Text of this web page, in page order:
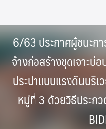
content
6/63 ประกาศผู้ชนะก
จ้างก่อสร้างขุดเจาะบ่
ประปาแบบแรงดันบริ
หมู่ที่ 3 ด้วยวิธีประก